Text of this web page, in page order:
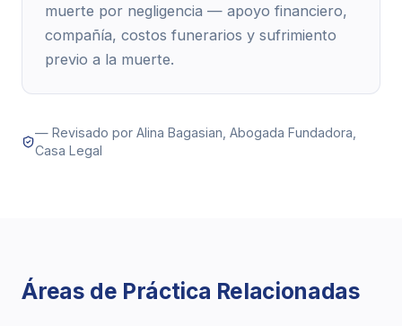
muerte por negligencia — apoyo financiero,
compañía, costos funerarios y sufrimiento
previo a la muerte.
— Revisado por Alina Bagasian, Abogada Fundadora,
Casa Legal
Áreas de Práctica Relacionadas